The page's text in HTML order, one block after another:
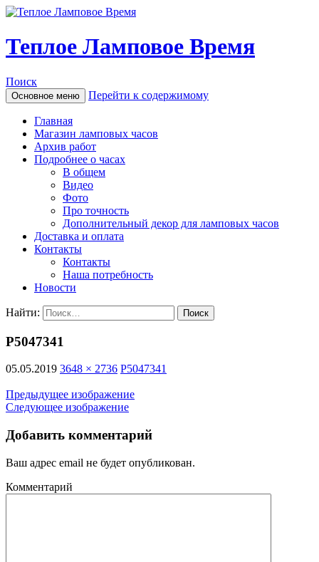
Теплое Ламповое Время
Поиск
Основное меню Перейти к содержимому
Главная
Магазин ламповых часов
Архив работ
Подробнее о часах
В общем
Видео
Фото
Про точность
Дополнительный декор для ламповых часов
Доставка и оплата
Контакты
Контакты
Наша потребность
Новости
Найти:
P5047341
05.05.2019 3648 × 2736 P5047341
Предыдущее изображение
Следующее изображение
Добавить комментарий
Ваш адрес email не будет опубликован.
Комментарий